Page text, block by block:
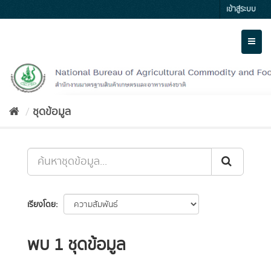
to
เข้าสู่ระบบ
ชุดข้อมูล
เรียงโดย
พบ 1 ชุดข้อมูล